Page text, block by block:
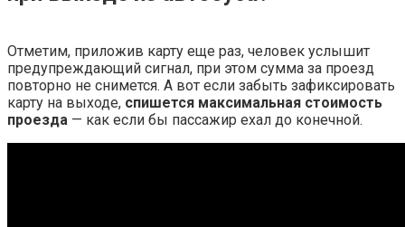
Отметим, приложив карту еще раз, человек услышит
предупреждающий сигнал, при этом сумма за проезд
повторно не снимется. А вот если забыть зафиксировать
карту на выходе, спишется максимальная стоимость
проезда — как если бы пассажир ехал до конечной.